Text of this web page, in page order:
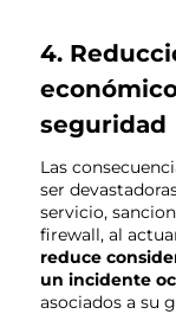
4.
seguridad
Las
ser
servicio,
firewall, al
reduce
un incidente
asociados a su